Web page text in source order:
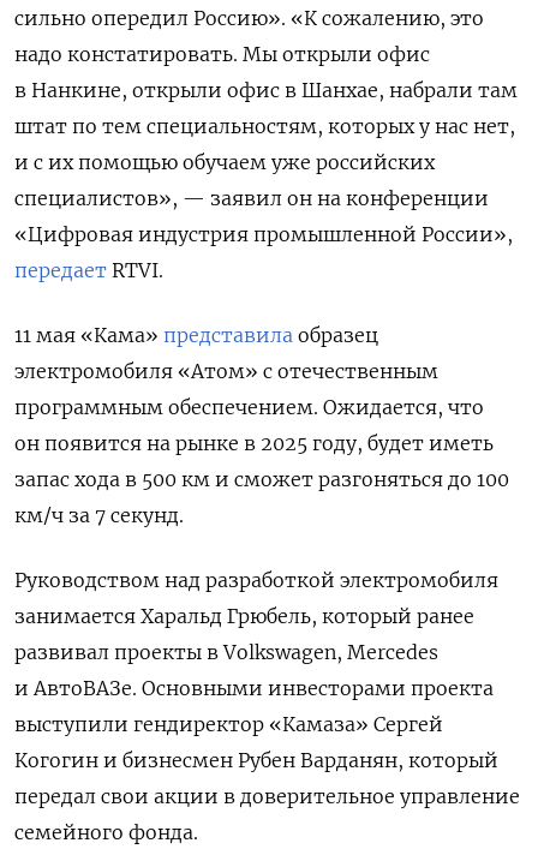
сильно опередил Россию». «К сожалению, это
надо констатировать. Мы открыли офис
в Нанкине, открыли офис в Шанхае, набрали там
штат по тем специальностям, которых у нас нет,
и с их помощью обучаем уже российских
специалистов», — заявил он на конференции
«Цифровая индустрия промышленной России»,
передает RTVI.
11 мая «Кама» представила образец
электромобиля «Атом» с отечественным
программным обеспечением. Ожидается, что
он появится на рынке в 2025 году, будет иметь
запас хода в 500 км и сможет разгоняться до 100
км/ч за 7 секунд.
Руководством над разработкой электромобиля
занимается Харальд Грюбель, который ранее
развивал проекты в Volkswagen, Mercedes
и АвтоВАЗе. Основными инвесторами проекта
выступили гендиректор «Камаза» Сергей
Когогин и бизнесмен Рубен Варданян, который
передал свои акции в доверительное управление
семейного фонда.